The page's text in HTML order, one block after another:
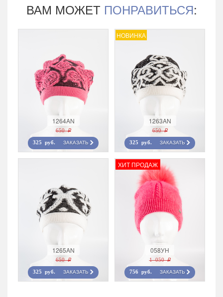
ВАМ МОЖЕТ ПОНРАВИТЬСЯ:
1264AN
650 r
325 руб. ЗАКАЗАТЬ
НОВИНКА
1263AN
650 r
325 руб. ЗАКАЗАТЬ
1265AN
650 r
325 руб. ЗАКАЗАТЬ
ХИТ ПРОДАЖ
058УН
1 050 r
756 руб. ЗАКАЗАТЬ